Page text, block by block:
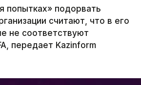
попытках» подорвать
считают, что в его
не соответствуют
передает Kazinform